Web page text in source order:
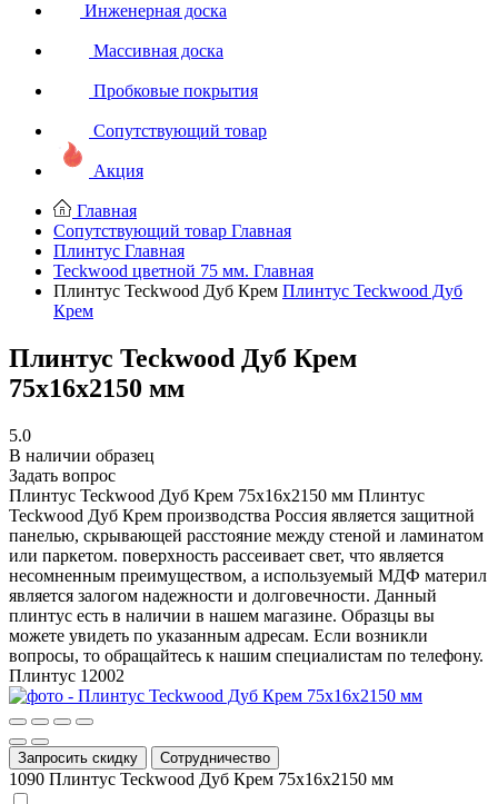
Инженерная доска
Массивная доска
Пробковые покрытия
Сопутствующий товар
Акция
Главная
Сопутствующий товар Главная
Плинтус Главная
Teckwood цветной 75 мм. Главная
Плинтус Teckwood Дуб Крем Плинтус Teckwood Дуб
Крем
Плинтус Teckwood Дуб Крем
75х16х2150 мм
5.0
В наличии образец
Задать вопрос
Плинтус Teckwood Дуб Крем 75х16х2150 мм Плинтус
Teckwood Дуб Крем производства Россия является защитной
панелью, скрывающей расстояние между стеной и ламинатом
или паркетом. поверхность рассеивает свет, что является
несомненным преимуществом, а используемый МДФ материл
является залогом надежности и долговечности. Данный
плинтус есть в наличии в нашем магазине. Образцы вы
можете увидеть по указанным адресам. Если возникли
вопросы, то обращайтесь к нашим специалистам по телефону.
Плинтус 12002
Запросить скидку Сотрудничество
1090 Плинтус Teckwood Дуб Крем 75х16х2150 мм